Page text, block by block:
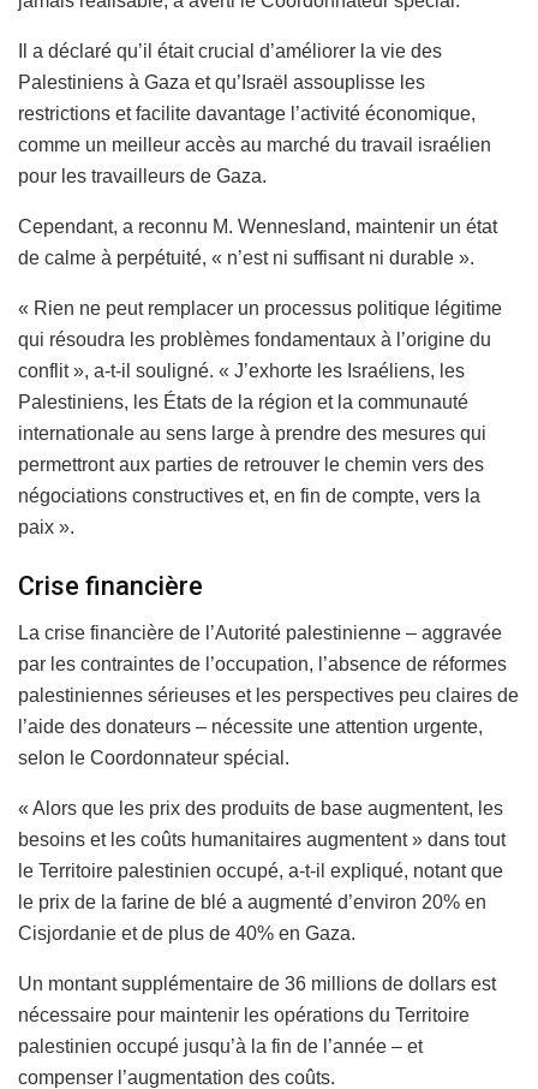
Il a déclaré qu’il était crucial d’améliorer la vie des
Palestiniens à Gaza et qu’Israël assouplisse les
restrictions et facilite davantage l’activité économique,
comme un meilleur accès au marché du travail israélien
pour les travailleurs de Gaza.
Cependant, a reconnu M. Wennesland, maintenir un état
de calme à perpétuité, « n’est ni suffisant ni durable ».
« Rien ne peut remplacer un processus politique légitime
qui résoudra les problèmes fondamentaux à l’origine du
conflit », a-t-il souligné. « J’exhorte les Israéliens, les
Palestiniens, les États de la région et la communauté
internationale au sens large à prendre des mesures qui
permettront aux parties de retrouver le chemin vers des
négociations constructives et, en fin de compte, vers la
paix ».
Crise financière
La crise financière de l’Autorité palestinienne – aggravée
par les contraintes de l’occupation, l’absence de réformes
palestiniennes sérieuses et les perspectives peu claires de
l’aide des donateurs – nécessite une attention urgente,
selon le Coordonnateur spécial.
« Alors que les prix des produits de base augmentent, les
besoins et les coûts humanitaires augmentent » dans tout
le Territoire palestinien occupé, a-t-il expliqué, notant que
le prix de la farine de blé a augmenté d’environ 20% en
Cisjordanie et de plus de 40% en Gaza.
Un montant supplémentaire de 36 millions de dollars est
nécessaire pour maintenir les opérations du Territoire
palestinien occupé jusqu’à la fin de l’année – et
compenser l’augmentation des coûts.